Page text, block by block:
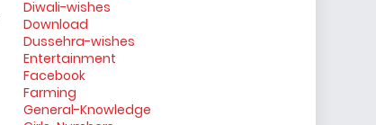
Diwali-wishes
Download
Dussehra-wishes
Entertainment
Facebook
Farming
General-Knowledge